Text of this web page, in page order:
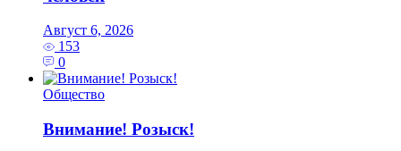
Август 6, 2026
153
0
Общество
Внимание! Розыск!